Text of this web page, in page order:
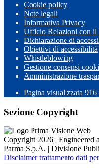
Cookie policy
Note legali
Informativa Privacy
Ufficio Relazioni con il
Dichiarazione di
Obiettivi di accessibilità
Whistleblowing
Gestione consensi
Amministrazione
Pagina visualizzata 916
Sezione Copyright
Copyright 2026 | Engineered
Parma S.p.A. | Divisione
Disclaimer trattamento dati